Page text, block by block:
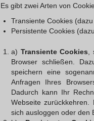
Es gibt zwei Arten von
Transiente Cookies
Persistente Cookies
a) Transiente Cookies
Browser schließen.
speichern eine
Anfragen Ihres
Dadurch kann Ihr
Webseite zurückkehren.
sich ausloggen oder den